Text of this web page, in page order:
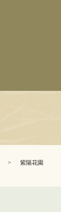
紫陽花園